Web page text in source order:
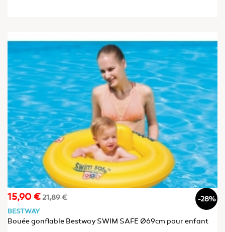
Prix
15,90 €Prix
21,89 € -28%
BESTWAY
Bouée gonflable Bestway SWIM SAFE Ø69cm pour enfant